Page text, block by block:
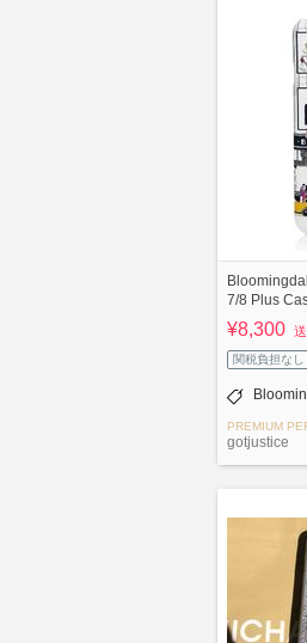
7/8 Plus
¥8,300
関税負担なし
PREMIUM
gotjustice